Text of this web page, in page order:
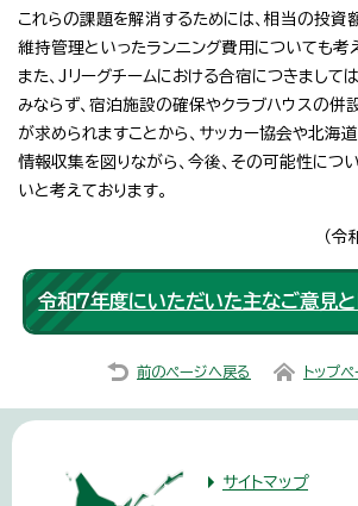
これらの課題を解消するためには、相当の投資
維持管理といったランニング費用についても考
また、Jリーグチームにおける合宿につきまして
みならず、宿泊施設の確保やクラブハウスの併
が求められますことから、サッカー協会や北海
情報収集を図りながら、今後、その可能性につ
いと考えております。
（
令和7年度にいただいた主なご意見
前のページへ戻る トップ
サイトマップ